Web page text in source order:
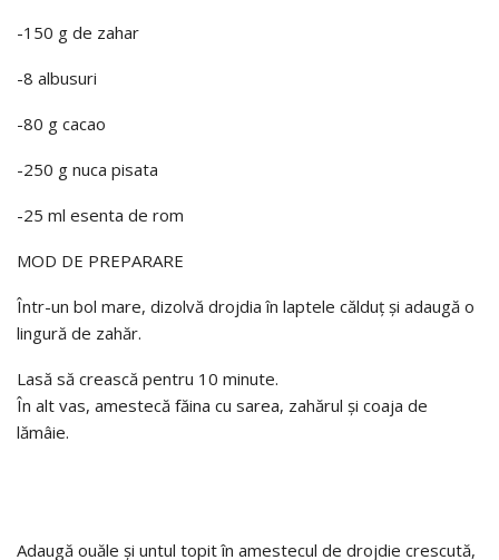
-150 g de zahar
-8 albusuri
-80 g cacao
-250 g nuca pisata
-25 ml esenta de rom
MOD DE PREPARARE
Într-un bol mare, dizolvă drojdia în laptele călduț și adaugă o
lingură de zahăr.
Lasă să crească pentru 10 minute.
În alt vas, amestecă făina cu sarea, zahărul și coaja de
lămâie.
Adaugă ouăle și untul topit în amestecul de drojdie crescută,